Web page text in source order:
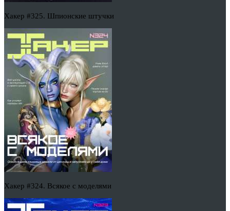
Хакер #325. Шпионские штучки
Хакер #324. Всякое с моделями